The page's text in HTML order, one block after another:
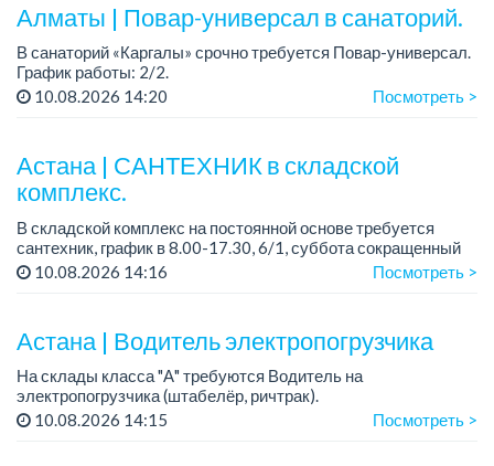
Алматы | Повар-универсал в санаторий.
В санаторий «Каргалы» срочно требуется Повар-универсал.
График работы: 2/2.
Зарплата: 180 000 тенге на руки + соцпакет.
10.08.2026 14:20 Посмотреть >
Астана | САНТЕХНИК в складской
комплекс.
В складской комплекс на постоянной основе требуется
сантехник, график в 8.00-17.30, 6/1, суббота сокращенный
рабочий день, воскресенье -выходной. Есть доставка на/с
10.08.2026 14:16 Посмотреть >
Астана | Водитель электропогрузчика
На склады класса "А" требуются Водитель на
электропогрузчика (штабелёр, ричтрак).
График работы: 2/2, сменный.
10.08.2026 14:15 Посмотреть >